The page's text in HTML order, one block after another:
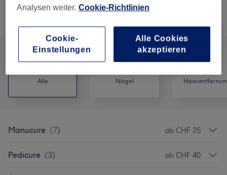
Alle Nägel
Manucure (7) ab CHF 25
Pedicure (3) ab CHF 40
Analysen weiter. Cookie-Richtlinien
Alle Cookies
akzeptieren
Cookie-
Einstellungen